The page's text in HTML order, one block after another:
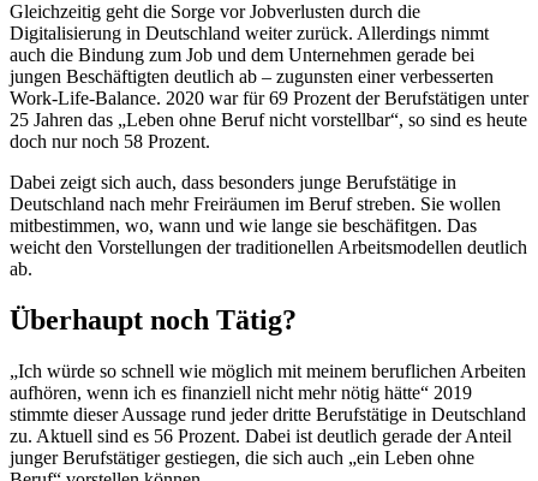
Gleichzeitig geht die Sorge vor Jobverlusten durch die
Digitalisierung in Deutschland weiter zurück. Allerdings nimmt
auch die Bindung zum Job und dem Unternehmen gerade bei
jungen Beschäftigten deutlich ab – zugunsten einer verbesserten
Work-Life-Balance. 2020 war für 69 Prozent der Berufstätigen unter
25 Jahren das „Leben ohne Beruf nicht vorstellbar“, so sind es heute
doch nur noch 58 Prozent.
Dabei zeigt sich auch, dass besonders junge Berufstätige in
Deutschland nach mehr Freiräumen im Beruf streben. Sie wollen
mitbestimmen, wo, wann und wie lange sie beschäfitgen. Das
weicht den Vorstellungen der traditionellen Arbeitsmodellen deutlich
ab.
Überhaupt noch Tätig?
„Ich würde so schnell wie möglich mit meinem beruflichen Arbeiten
aufhören, wenn ich es finanziell nicht mehr nötig hätte“ 2019
stimmte dieser Aussage rund jeder dritte Berufstätige in Deutschland
zu. Aktuell sind es 56 Prozent. Dabei ist deutlich gerade der Anteil
junger Berufstätiger gestiegen, die sich auch „ein Leben ohne